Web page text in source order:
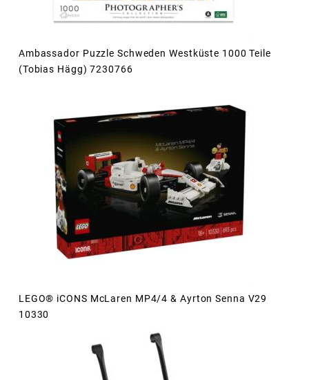
Ambassador Puzzle Schweden Westküste 1000 Teile
(Tobias Hägg) 7230766
LEGO® iCONS McLaren MP4/4 & Ayrton Senna V29
10330